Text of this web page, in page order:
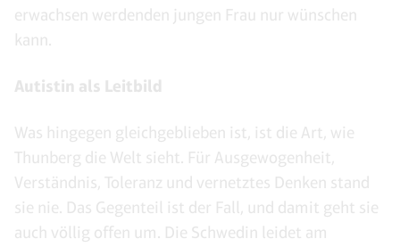
erwachsen werdenden jungen Frau nur wünschen
kann.
Autistin als Leitbild
Was hingegen gleichgeblieben ist, ist die Art, wie
Thunberg die Welt sieht. Für Ausgewogenheit,
Verständnis, Toleranz und vernetztes Denken stand
sie nie. Das Gegenteil ist der Fall, und damit geht sie
auch völlig offen um. Die Schwedin leidet am